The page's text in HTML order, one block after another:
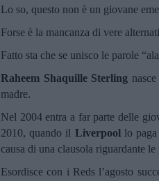
Lo so, questo non è un giovane
Forse è la mancanza di vere
Fatto sta che se unisco le parole
Raheem Shaquille Sterling
madre.
Nel 2004 entra a far parte delle
2010, quando il Liverpoollo paga
causa di una clausola riguardante le
Esordisce con i Reds l’agosto